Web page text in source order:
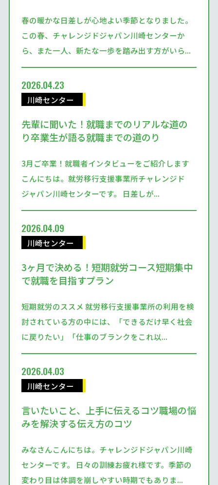
春の暖かな日差しが心地よい季節となりました。
この春、チャレンジドジャパン川崎センターか
ら、また一人、新たな一歩を踏み出す方がいら...
2026.04.23
川崎センター
先輩に聞いた！就職までのリアルな道の
り卒業生が語る就職までの道のり
3月ご卒業！就職者インタビューをご紹介します
こんにちは。就労移行支援事業所チャレンジド
ジャパン川崎センターです。 日差しが...
2026.04.09
川崎センター
3ヶ月で決める！短期就労コース短期集中
で就職を目指すプラン
短期就労のススメ 就労移行支援事業所の利用を検
討されている方の中には、「できるだけ早く社会
に戻りたい」「仕事のブランクをこれ以...
2026.04.03
川崎センター
言いたいこと、上手に伝えるコツ職場の悩
みを解決する伝え方のコツ
みなさんこんにちは。チャレンジドジャパン川崎
センターです。 日々の訓練お疲れ様です。季節の
変わり目は体調を崩しやすい時期でもありま...